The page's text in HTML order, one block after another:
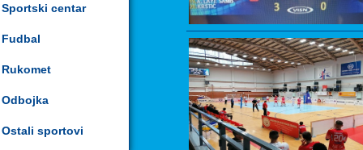
Sportski centar
Fudbal
Rukomet
Odbojka
Ostali sportovi